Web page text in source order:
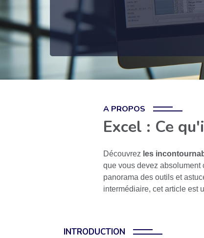
A PROPOS
Excel : Ce
Découvrez les
que vous devez absolument
panorama des outils et
intermédiaire, cet article est
INTRODUCTION